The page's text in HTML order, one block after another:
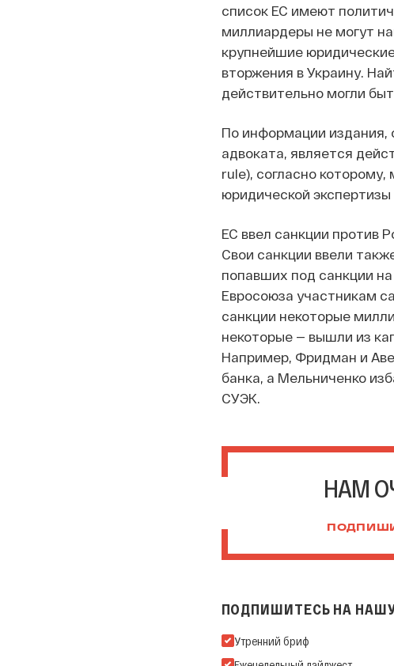
список ЕС имеют
миллиардеры не могут
крупнейшие
вторжения в Украину.
действительно могли
По информации издания,
адвоката, является
rule), согласно
юридической
ЕС ввел санкции против
Свои санкции ввели
попавших под санкции
Евросоюза участникам
санкции некоторые
некоторые — вышли из
Например, Фридман и
банка, а Мельниченко
СУЭК.
НАМ
ПОДПИШИТЕСЬ НА НАШУ
Подпишитесь на нашу Email-
Утренний бриф